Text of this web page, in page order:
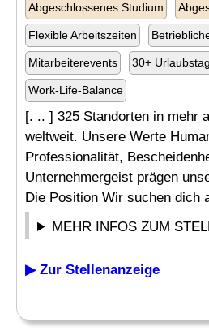
Abgeschlossenes Studium
Flexible Arbeitszeiten
Mitarbeiterevents 30+
Work-Life-Balance
[. .. ] 325 Standorten in mehr
weltweit. Unsere Werte
Professionalität,
Unternehmergeist prägen
Die Position Wir suchen dich
MEHR INFOS ZUM
▶ Zur Stellenanzeige